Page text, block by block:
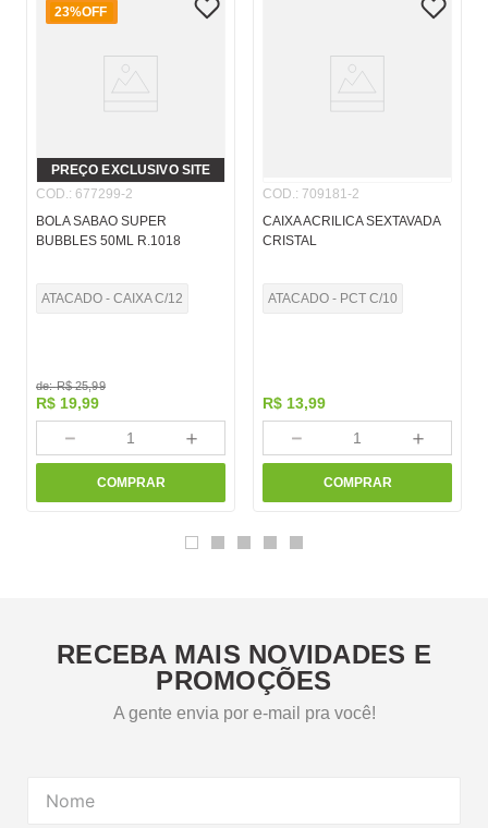
23%OFF
PREÇO EXCLUSIVO SITE
COD.: 677299-2
BOLA SABAO SUPER
BUBBLES 50ML R.1018
ATACADO - CAIXA C/12
de:R$ 25,99
R$ 19,99
＋
－
COMPRAR
COD.: 709181-2
CAIXA ACRILICA SEXTAVADA
CRISTAL
ATACADO - PCT C/10
R$ 13,99
＋
－
COMPRAR
RECEBA MAIS NOVIDADES E
PROMOÇÕES
A gente envia por e-mail pra você!